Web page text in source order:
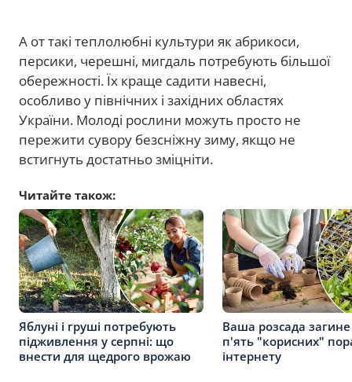
А от такі теплолюбні культури як абрикоси,
персики, черешні, мигдаль потребують більшої
обережності. Їх краще садити навесні,
особливо у північних і західних областях
України. Молоді рослини можуть просто не
пережити сувору безсніжну зиму, якщо не
встигнуть достатньо зміцніти.
Читайте також:
Яблуні і груші потребують
підживлення у серпні: що
внести для щедрого врожаю
Ваша розсада загине
п'ять "корисних"
інтернету